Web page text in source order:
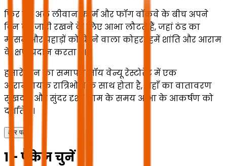
फिर हम अल लीवान फार्म और फॉग वॉकवे के बीच अपने
दिन को जारी रखने के लिए आभा लौटते हैं, जहां ठंड का
मौसम और पहाड़ों को घेरने वाला कोहरा हमें शांति और आराम
के क्षण प्रदान करता है।
हमारे दिन का समापन जॉय वेन्यू रेस्टोरेंट में एक
आरामदायक रात्रिभोज के साथ होता है, जहाँ का वातावरण
सुखद है और सुंदर दृश्य शाम के समय आभा के आकर्षण को
दर्शाते हैं।
और पढ़ें
1 - पैकेज चुनें